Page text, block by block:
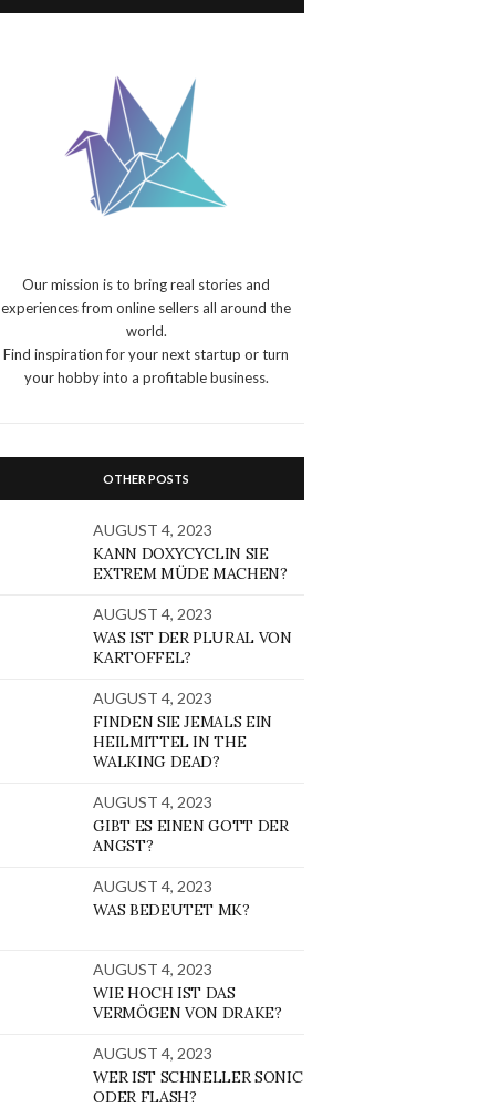
Our mission is to bring real stories and
experiences from online sellers all around the
world.
Find inspiration for your next startup or turn
your hobby into a profitable business.
OTHER POSTS
AUGUST 4, 2023
KANN DOXYCYCLIN SIE
EXTREM MÜDE MACHEN?
AUGUST 4, 2023
WAS IST DER PLURAL VON
KARTOFFEL?
AUGUST 4, 2023
FINDEN SIE JEMALS EIN
HEILMITTEL IN THE
WALKING DEAD?
AUGUST 4, 2023
GIBT ES EINEN GOTT DER
ANGST?
AUGUST 4, 2023
WAS BEDEUTET MK?
AUGUST 4, 2023
WIE HOCH IST DAS
VERMÖGEN VON DRAKE?
AUGUST 4, 2023
WER IST SCHNELLER SONIC
ODER FLASH?